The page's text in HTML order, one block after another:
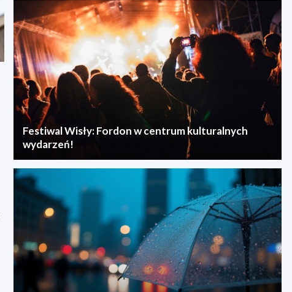
Festiwal Wisły: Fordon w centrum kulturalnych
wydarzeń!